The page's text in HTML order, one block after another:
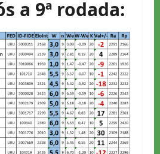
a 9ª rodada: